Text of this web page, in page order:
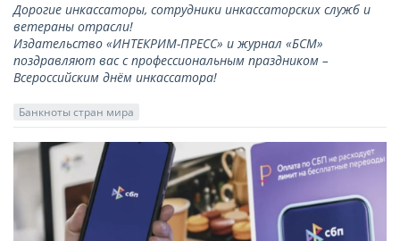
Дорогие инкассаторы, сотрудники инкассаторских служб и
ветераны отрасли!
Издательство «ИНТЕКРИМ-ПРЕСС» и журнал «БСМ»
поздравляют вас с профессиональным праздником –
Всероссийским днём инкассатора!
Банкноты стран мира